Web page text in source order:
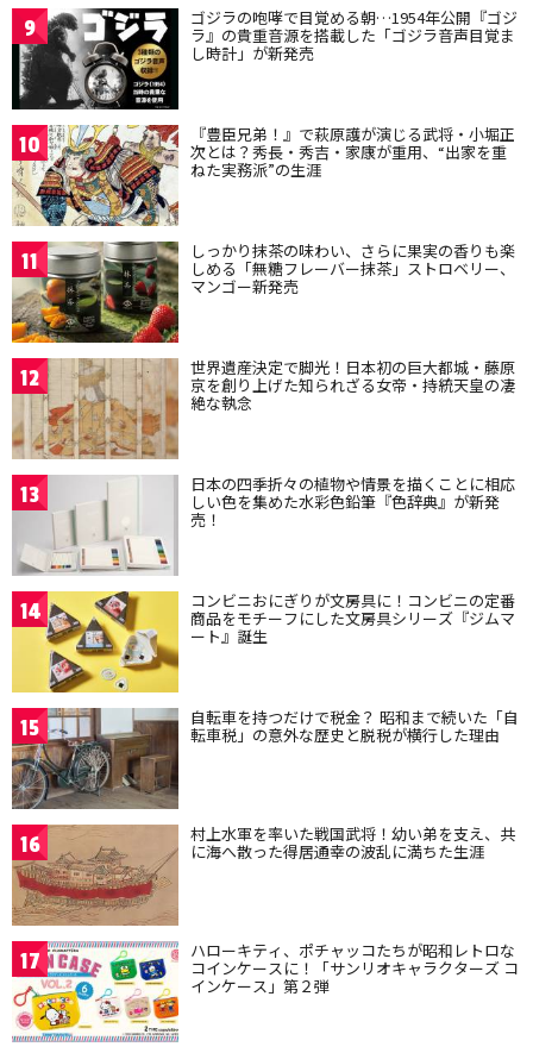
9 ゴジラの咆哮で目覚める朝…1954年公開『ゴジ
ラ』の貴重音源を搭載した「ゴジラ音声目覚ま
し時計」が新発売
10 『豊臣兄弟！』で萩原護が演じる武将・小堀正
次とは？秀長・秀吉・家康が重用、“出家を重
ねた実務派”の生涯
11 しっかり抹茶の味わい、さらに果実の香りも楽
しめる「無糖フレーバー抹茶」ストロベリー、
マンゴー新発売
12 世界遺産決定で脚光！日本初の巨大都城・藤原
京を創り上げた知られざる女帝・持統天皇の凄
絶な執念
13 日本の四季折々の植物や情景を描くことに相応
しい色を集めた水彩色鉛筆『色辞典』が新発
売！
14 コンビニおにぎりが文房具に！コンビニの定番
商品をモチーフにした文房具シリーズ『ジムマ
ート』誕生
15 自転車を持つだけで税金？ 昭和まで続いた「自
転車税」の意外な歴史と脱税が横行した理由
16 村上水軍を率いた戦国武将！幼い弟を支え、共
に海へ散った得居通幸の波乱に満ちた生涯
17 ハローキティ、ポチャッコたちが昭和レトロな
コインケースに！「サンリオキャラクターズ コ
インケース」第２弾